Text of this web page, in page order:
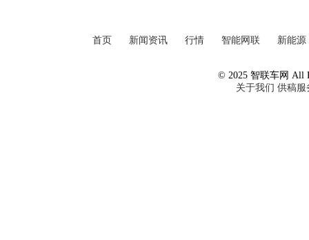
首页 新闻资讯 行情 智能网联 新能源
© 2025 智联车网 All
关于我们 供稿服